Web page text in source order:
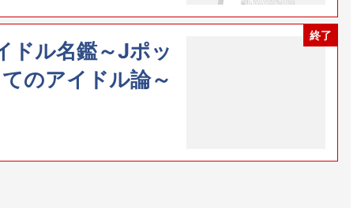
終了
ドル名鑑～Jポッ
のアイドル論～